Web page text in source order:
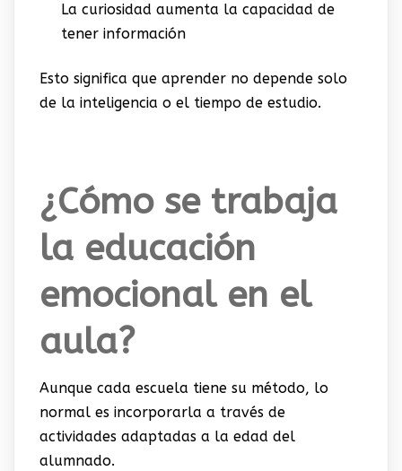
La curiosidad aumenta la capacidad de
tener información
Esto significa que aprender no depende solo
de la inteligencia o el tiempo de estudio.
¿Cómo se trabaja
la educación
emocional en el
aula?
Aunque cada escuela tiene su método, lo
normal es incorporarla a través de
actividades adaptadas a la edad del
alumnado.